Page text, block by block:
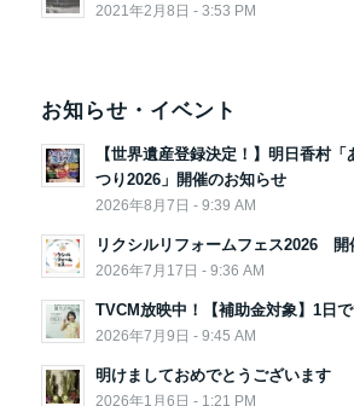
2021年2月8日 - 3:53 PM
お知らせ・イベント
【世界遺産登録決定！】明日香村
つり2026」開催のお知らせ
2026年8月7日 - 9:39 AM
リクシルリフォームフェス2026 開
2026年7月17日 - 9:36 AM
TVCM放映中！【補助金対象】1日
2026年7月9日 - 9:45 AM
明けましておめでとうございます
2026年1月6日 - 1:21 PM